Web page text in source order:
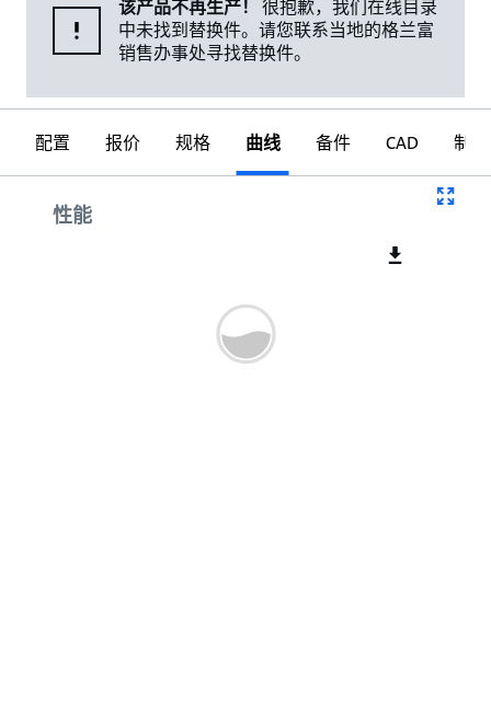
该产品不再生产！
很抱歉，我们在线目录
中未找到替换件。请您联系当地的格兰富
销售办事处寻找替换件。
配置 报价 规格 曲线 备件 CAD 制图
性能